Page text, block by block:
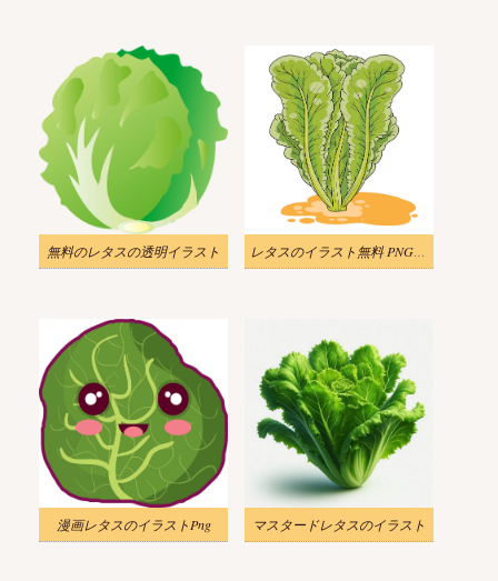
無料のレタスの透明イラスト レタスのイラスト無料 PNG 画像
漫画レタスのイラストPng マスタードレタスのイラスト